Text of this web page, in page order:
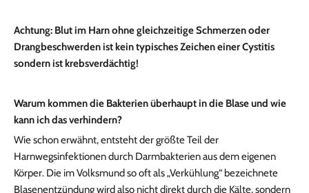
Achtung: Blut im Harn ohne gleichzeitige Schmerzen oder
Drangbeschwerden ist kein typisches Zeichen einer Cystitis
sondern ist krebsverdächtig!
Warum kommen die Bakterien überhaupt in die Blase und wie
kann ich das verhindern?
Wie schon erwähnt, entsteht der größte Teil der
Harnwegsinfektionen durch Darmbakterien aus dem eigenen
Körper. Die im Volksmund so oft als „Verkühlung“ bezeichnete
Blasenentzündung wird also nicht direkt durch die Kälte, sondern